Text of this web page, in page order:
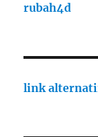
rubah4d
link